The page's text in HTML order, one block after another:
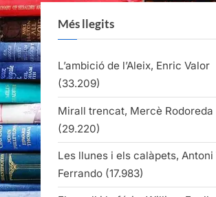
Més llegits
L’ambició de l’Aleix, Enric Valor
(33.209)
Mirall trencat, Mercè Rodoreda
(29.220)
Les llunes i els calàpets, Antoni
Ferrando (17.983)